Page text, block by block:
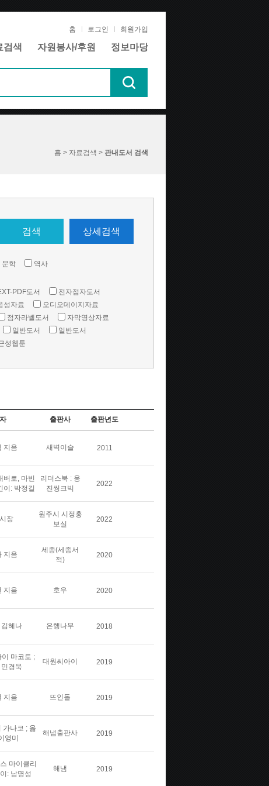
홈 로그인 회원가입
검색 자원봉사/후원 정보마당
홈 > 자료검색 > 관내도서 검색
검색 상세검색
문학 역사
PDF도서
전자점자도서
성자료
오디오데이지자료
점자라벨도서
자막영상자료
일반도서
일반도서
성웹툰
출판사 출판년도
지음 새벽이슬 2011
버로, 마빈
이: 박정길
리더스북 : 웅
진씽크빅
2022
장
원주시 시정홍
보실
2022
지음
세종(세종서
적)
2020
지음 호우 2020
혜나 은행나무 2018
이 마코토 ;
경욱
대원씨아이 2019
지음 뜨인돌 2019
가나코 ; 옮
영미
해냄출판사 2019
마이클리
: 남명성
해냄 2019